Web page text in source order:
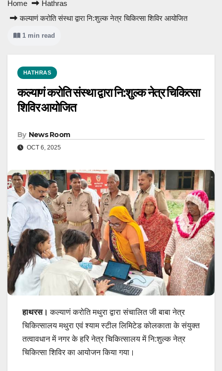
Home
Hathras
कल्याणं करोति संस्था द्वारा नि:शुल्क नेत्र चिकित्सा शिविर आयोजित
1 min read
HATHRAS
कल्याणं करोति संस्था द्वारा नि:शुल्क नेत्र चिकित्सा
शिविर आयोजित
By News Room
OCT 6, 2025
हाथरस। कल्याणं करोति मथुरा द्वारा संचालित जी बाबा नेत्र
चिकित्सालय मथुरा एवं श्याम स्टील लिमिटेड कोलकाता के संयुक्त
तत्वावधान में नगर के हरि नेत्र चिकित्सालय में नि:शुल्क नेत्र
चिकित्सा शिविर का आयोजन किया गया।